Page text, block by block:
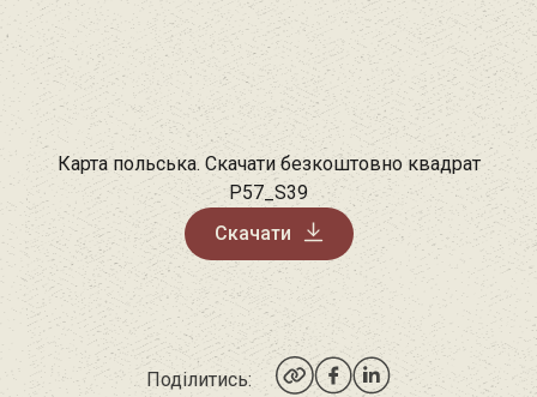
Карта польська. Скачати безкоштовно квадрат
P57_S39
Скачати
Поділитись: